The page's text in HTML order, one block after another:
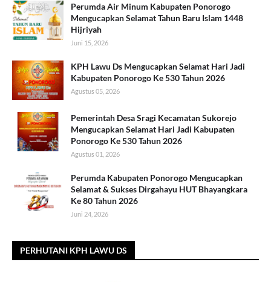
Perumda Air Minum Kabupaten Ponorogo
Mengucapkan Selamat Tahun Baru Islam 1448
Hijriyah
Juni 15, 2026
KPH Lawu Ds Mengucapkan Selamat Hari Jadi
Kabupaten Ponorogo Ke 530 Tahun 2026
Agustus 05, 2026
Pemerintah Desa Sragi Kecamatan Sukorejo
Mengucapkan Selamat Hari Jadi Kabupaten
Ponorogo Ke 530 Tahun 2026
Agustus 01, 2026
Perumda Kabupaten Ponorogo Mengucapkan
Selamat & Sukses Dirgahayu HUT Bhayangkara
Ke 80 Tahun 2026
Juni 24, 2026
PERHUTANI KPH LAWU DS